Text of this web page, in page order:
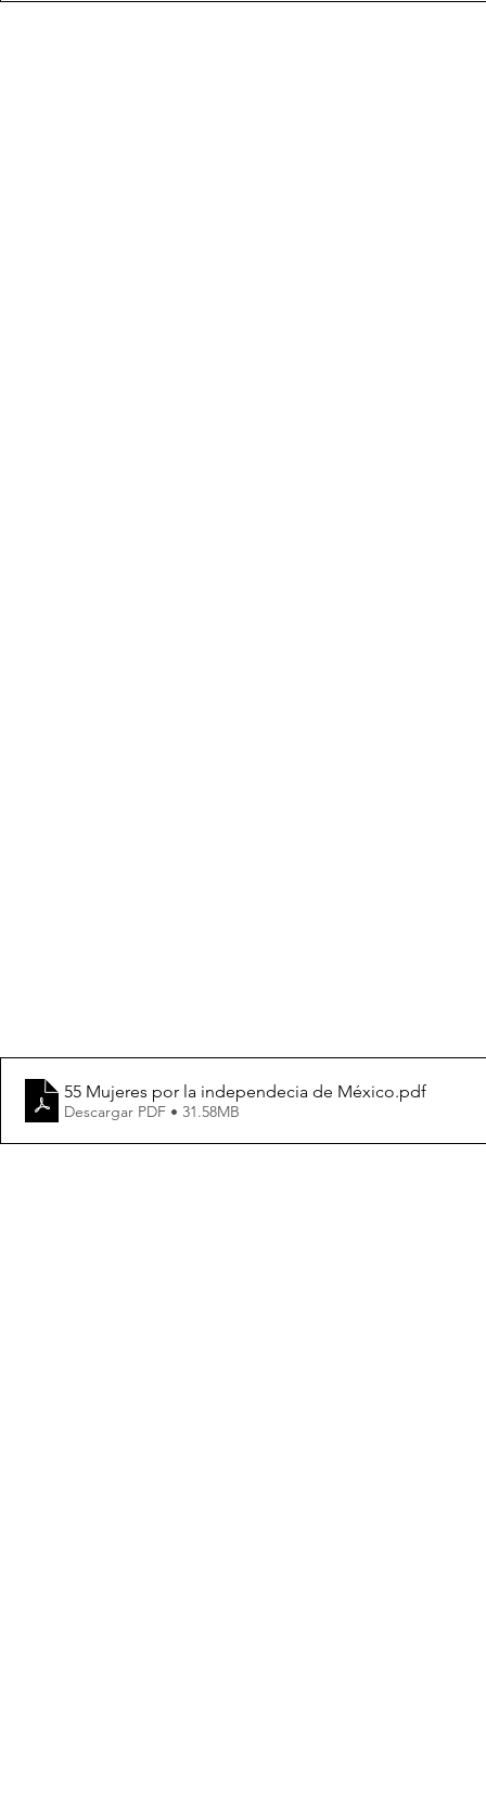
55 Mujeres por la independecia de México.pdf
Descargar PDF • 31.58MB